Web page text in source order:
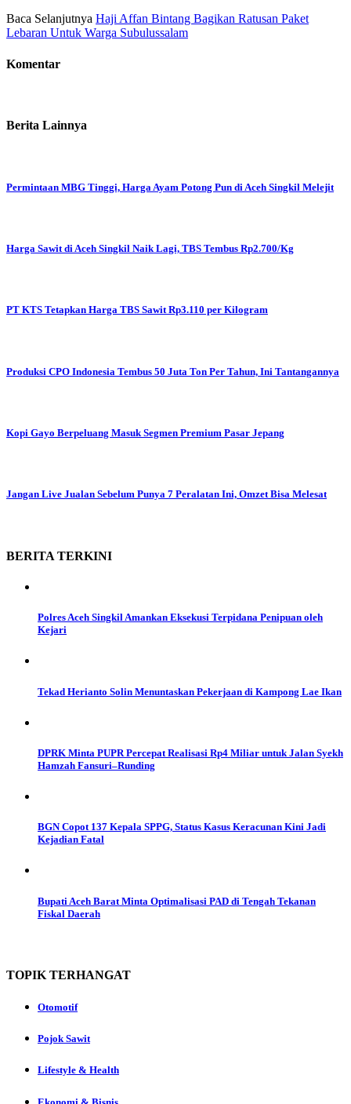
Baca Selanjutnya Haji Affan Bintang Bagikan Ratusan Paket
Lebaran Untuk Warga Subulussalam
Komentar
Berita Lainnya
Permintaan MBG Tinggi, Harga Ayam Potong Pun di Aceh Singkil Melejit
Harga Sawit di Aceh Singkil Naik Lagi, TBS Tembus Rp2.700/Kg
PT KTS Tetapkan Harga TBS Sawit Rp3.110 per Kilogram
Produksi CPO Indonesia Tembus 50 Juta Ton Per Tahun, Ini Tantangannya
Kopi Gayo Berpeluang Masuk Segmen Premium Pasar Jepang
Jangan Live Jualan Sebelum Punya 7 Peralatan Ini, Omzet Bisa Melesat
BERITA TERKINI
Polres Aceh Singkil Amankan Eksekusi Terpidana Penipuan oleh
Kejari
Tekad Herianto Solin Menuntaskan Pekerjaan di Kampong Lae Ikan
DPRK Minta PUPR Percepat Realisasi Rp4 Miliar untuk Jalan Syekh
Hamzah Fansuri–Runding
BGN Copot 137 Kepala SPPG, Status Kasus Keracunan Kini Jadi
Kejadian Fatal
Bupati Aceh Barat Minta Optimalisasi PAD di Tengah Tekanan
Fiskal Daerah
TOPIK TERHANGAT
Otomotif
Pojok Sawit
Lifestyle & Health